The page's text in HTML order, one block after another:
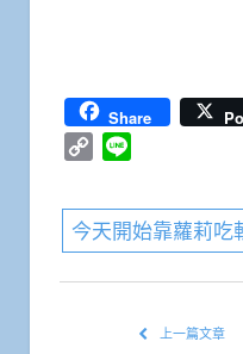
Share
Copy
今天開始靠蘿莉吃
上一篇文章